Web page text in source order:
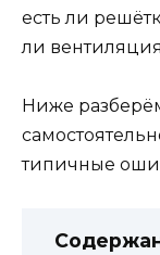
есть ли
ли
Ниже
типичные